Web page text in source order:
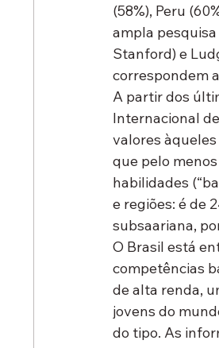
(58%), Peru
ampla
Stanford) e
correspondem
A partir dos
Internacional
valores
que pelo
habilidades
e regiões: é de
subsaariana,
O Brasil está
competências
de alta renda,
jovens do
do tipo. As